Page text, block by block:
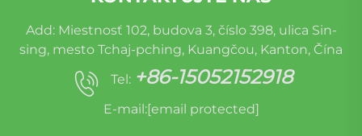
Add: Miestnosť 102, budova 3, číslo 398, ulica Sin-
sing, mesto Tchaj-pching, Kuangčou, Kanton, Čína
Tel: +86-15052152918
E-mail:[email protected]